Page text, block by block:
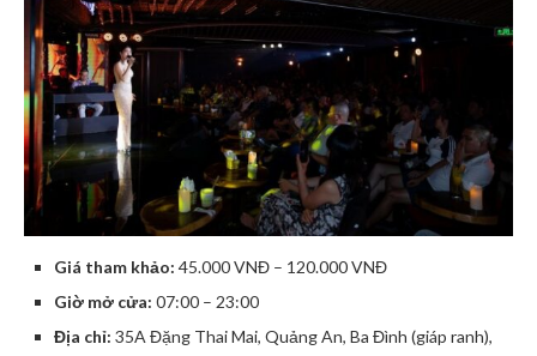
Giá tham khảo: 45.000 VNĐ – 120.000 VNĐ
Giờ mở cửa: 07:00 – 23:00
Địa chỉ: 35A Đặng Thai Mai, Quảng An, Ba Đình (giáp ranh),